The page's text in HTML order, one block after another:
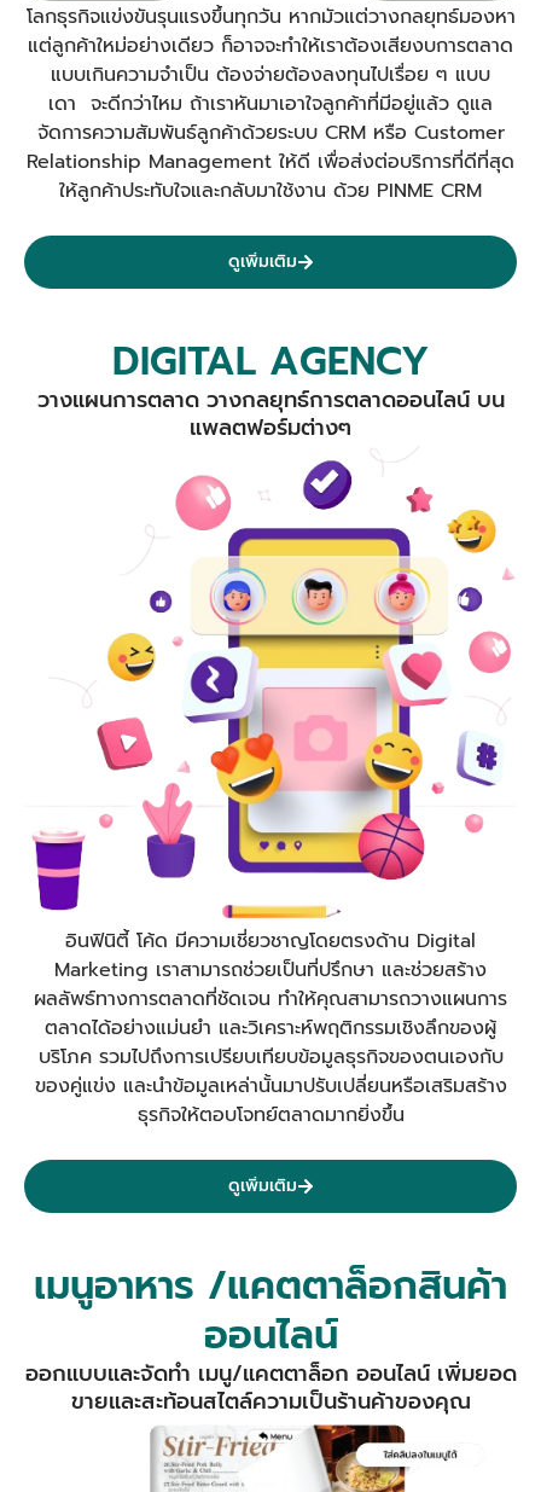
โลกธุรกิจแข่งขันรุนแรงขึ้นทุกวัน หากมัวแต่วางกลยุทธ์มองหา
แต่ลูกค้าใหม่อย่างเดียว ก็อาจจะทำให้เราต้องเสียงบการตลาด
แบบเกินความจำเป็น ต้องจ่ายต้องลงทุนไปเรื่อย ๆ แบบ
เดา จะดีกว่าไหม ถ้าเราหันมาเอาใจลูกค้าที่มีอยู่แล้ว ดูแล
จัดการความสัมพันธ์ลูกค้าด้วยระบบ CRM หรือ Customer
Relationship Management ให้ดี เพื่อส่งต่อบริการที่ดีที่สุด
ให้ลูกค้าประทับใจและกลับมาใช้งาน ด้วย PINME CRM
ดูเพิ่มเติม
DIGITAL AGENCY
วางแผนการตลาด วางกลยุทธ์การตลาดออนไลน์ บน
แพลตฟอร์มต่างๆ
อินฟินิตี้ โค้ด มีความเชี่ยวชาญโดยตรงด้าน Digital
Marketing เราสามารถช่วยเป็นที่ปรึกษา และช่วยสร้าง
ผลลัพธ์ทางการตลาดที่ชัดเจน ทำให้คุณสามารถวางแผนการ
ตลาดได้อย่างแม่นยำ และวิเคราะห์พฤติกรรมเชิงลึกของผู้
บริโภค รวมไปถึงการเปรียบเทียบข้อมูลธุรกิจของตนเองกับ
ของคู่แข่ง และนำข้อมูลเหล่านั้นมาปรับเปลี่ยนหรือเสริมสร้าง
ธุรกิจให้ตอบโจทย์ตลาดมากยิ่งขึ้น
ดูเพิ่มเติม
เมนูอาหาร /แคตตาล็อกสินค้า
ออนไลน์
ออกแบบและจัดทำ เมนู/แคตตาล็อก ออนไลน์ เพิ่มยอด
ขายและสะท้อนสไตล์ความเป็นร้านค้าของคุณ